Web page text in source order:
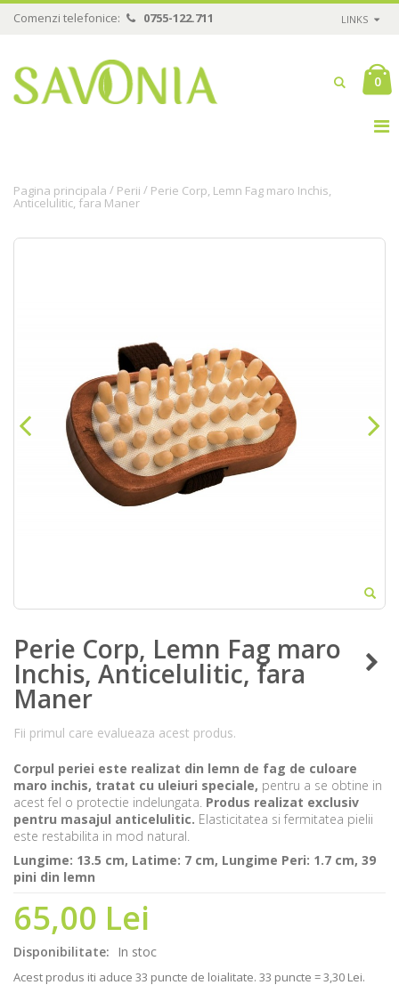
Comenzi telefonice: 0755-122.711 LINKS
0
Pagina principala / Perii / Perie Corp, Lemn Fag maro Inchis,
Anticelulitic, fara Maner
Perie Corp, Lemn Fag maro
Inchis, Anticelulitic, fara
Maner
Fii primul care evalueaza acest produs.
Corpul periei este realizat din lemn de fag de culoare
maro inchis, tratat cu uleiuri speciale, pentru a se obtine in
acest fel o protectie indelungata. Produs realizat exclusiv
pentru masajul anticelulitic. Elasticitatea si fermitatea pielii
este restabilita in mod natural.
Lungime: 13.5 cm, Latime: 7 cm, Lungime Peri: 1.7 cm, 39
pini din lemn
65,00 Lei
Disponibilitate: In stoc
Acest produs iti aduce 33 puncte de loialitate. 33 puncte = 3,30 Lei.